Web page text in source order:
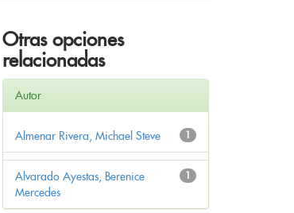
Otras opciones
relacionadas
Autor
1
Almenar Rivera, Michael Steve
1
Alvarado Ayestas, Berenice
Mercedes